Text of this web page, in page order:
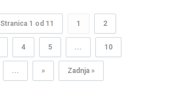
Stranica 1 od 11 1 2
4 5 ... 10
... » Zadnja »